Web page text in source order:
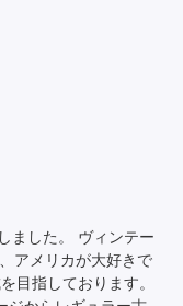
ました。 ヴィンテー
アメリカが大好きで
目指しております。